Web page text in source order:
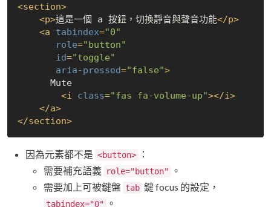
<section>
<p>這是一個 a 按鈕，切換靜音與聲音功能</p>
<a tabindex="0"
role="button"
id="toggle"
aria-pressed="false">
<i class="fas fa-volume-up"></i>
</a>
</section>
因為元素都不是 <button>
：
需要補充語義 role="button"
。
需要加上可被鍵盤 tab 鍵 focus 的設定，
tabindex="0" 。